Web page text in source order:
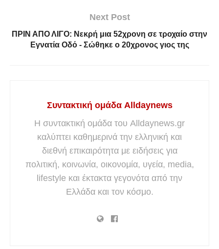
Next Post
ΠΡΙΝ ΑΠΟ ΛΙΓΟ: Νεκρή μια 52χρονη σε τροχαίο στην
Εγνατία Οδό ‑ Σώθηκε ο 20χρονος γιος της
Συντακτική ομάδα Alldaynews
Η συντακτική ομάδα του Alldaynews.gr
καλύπτει καθημερινά την ελληνική και
διεθνή επικαιρότητα με ειδήσεις για
πολιτική, κοινωνία, οικονομία, υγεία, media,
lifestyle και έκτακτα γεγονότα από την
Ελλάδα και τον κόσμο.